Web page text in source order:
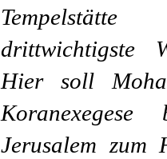
drittwichtigste
Hier soll
Jerusalem zum